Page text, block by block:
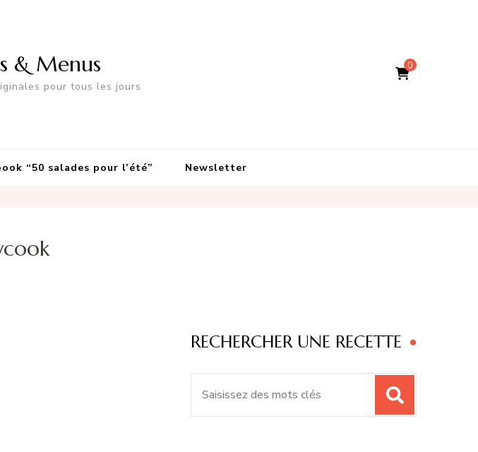
0
& Menus
pour tous les jours
“50 salades pour l’été” Newsletter
RECHERCHER UNE RECETTE